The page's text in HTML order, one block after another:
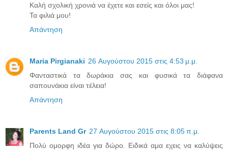
Καλή σχολική χρονιά να έχετε και εσείς και όλοι μας!
Τα φιλιά μου!
Απάντηση
Maria Pirgianaki 26 Αυγούστου 2015 στις 4:53 μ.μ.
Φανταστικά τα δωράκια σας και φυσικά τα διάφανα
σαπουνάκια είναι τέλεια!
Απάντηση
Parents Land Gr 27 Αυγούστου 2015 στις 8:05 π.μ.
Πολύ ομορφη ιδέα για δώρο. Ειδικά αμα εχεις να καλύψεις